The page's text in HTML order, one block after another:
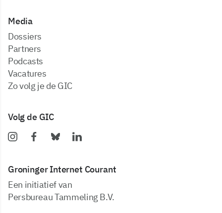
Media
dossiers
partners
podcasts
vacatures
zo volg je de GIC
Volg de GIC
Groninger Internet Courant
Een initiatief van
Persbureau Tammeling B.V.